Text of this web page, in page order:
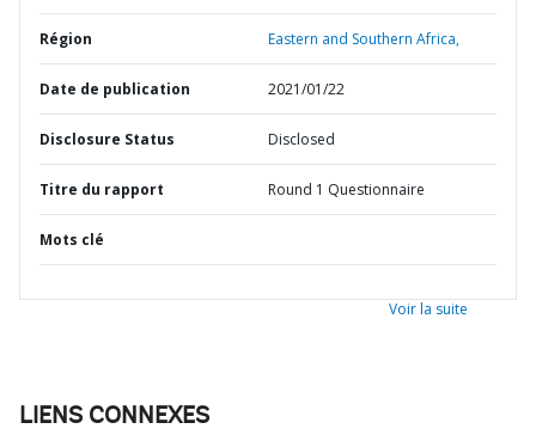
Région Eastern and Southern Africa,
Date de publication 2021/01/22
Disclosure Status Disclosed
Titre du rapport Round 1 Questionnaire
Mots clé
Voir la suite
LIENS CONNEXES